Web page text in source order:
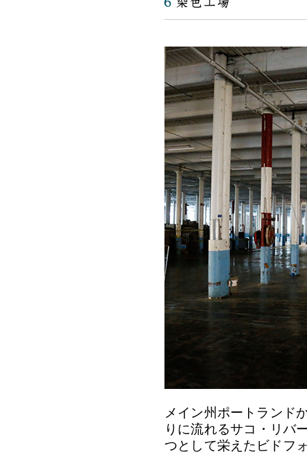
メイン州ポートランド
りに流れるサコ・リバ
つとして栄えたビドフ